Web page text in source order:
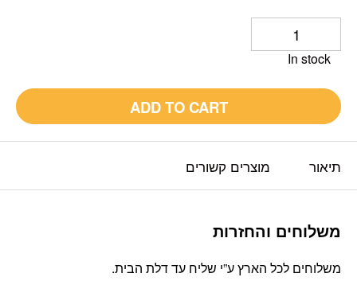
In stock
ADD TO CART
תיאור מוצרים קשורים
משלוחים והחזרות
משלוחים לכל הארץ ע”י שליח עד דלת הבית.